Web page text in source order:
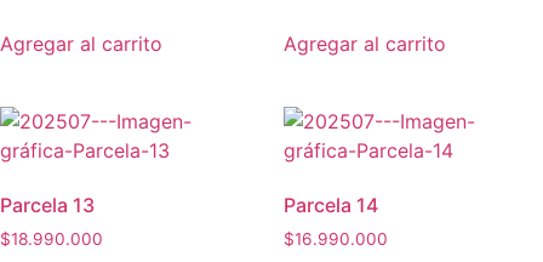
Agregar al carrito Agregar al carrito
Parcela 13
$18.990.000
Parcela 14
$16.990.000